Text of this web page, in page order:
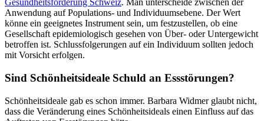
Gesundheitsförderung Schweiz. Man unterscheide zwischen der
Anwendung auf Populations- und Individuumsebene. Der Wert
könne ein geeignetes Instrument sein, um festzustellen, ob eine
Gesellschaft epidemiologisch gesehen von Über- oder Untergewicht
betroffen ist. Schlussfolgerungen auf ein Individuum sollten jedoch
mit Vorsicht erfolgen.
Sind Schönheitsideale Schuld an Essstörungen?
Schönheitsideale gab es schon immer. Barbara Widmer glaubt nicht,
dass die Veränderung eines Schönheitsideals einen Einfluss auf das